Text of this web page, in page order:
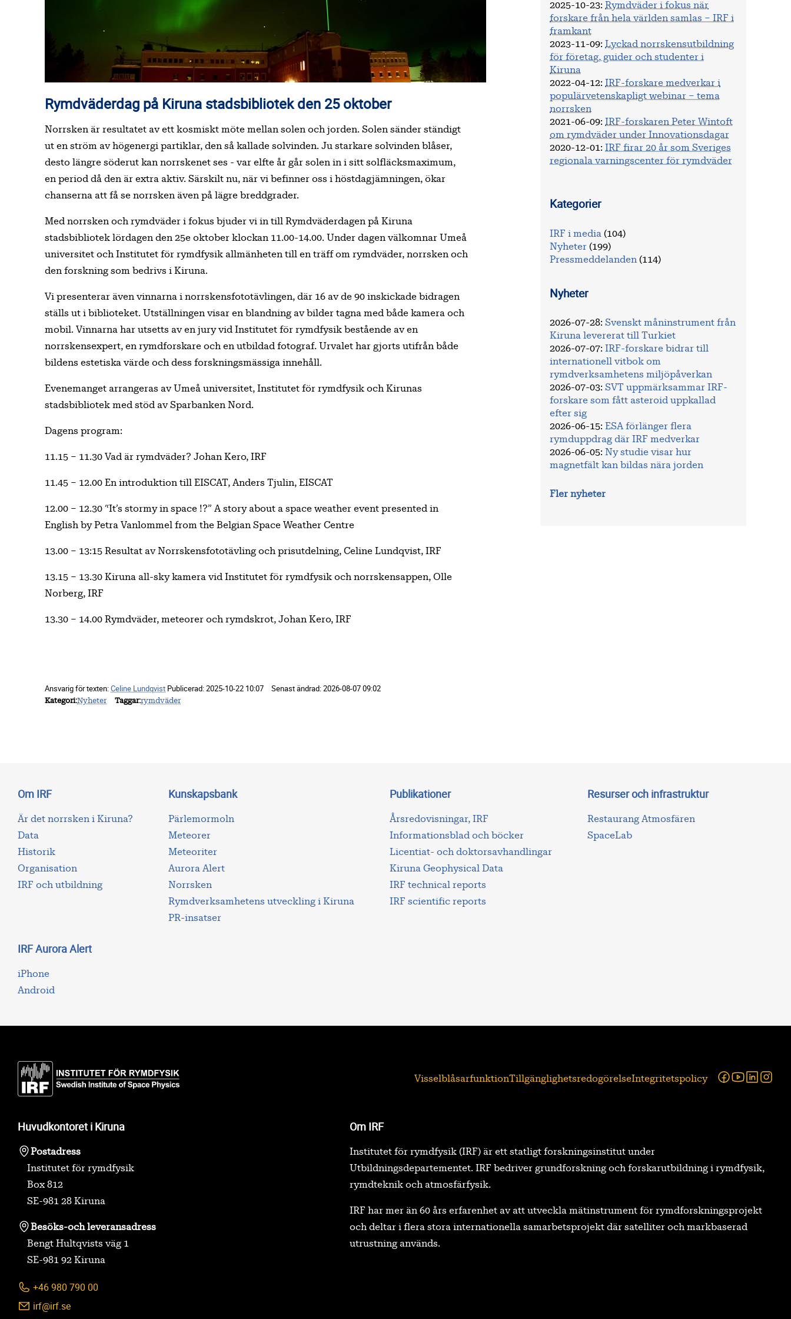
Rymdväderdag på Kiruna stadsbibliotek den 25 oktober
Norrsken är resultatet av ett kosmiskt möte mellan solen och jorden. Solen sänder ständigt
ut en ström av högenergi partiklar, den så kallade solvinden. Ju starkare solvinden blåser,
desto längre söderut kan norrskenet ses - var elfte år går solen in i sitt solfläcksmaximum,
en period då den är extra aktiv. Särskilt nu, när vi befinner oss i höstdagjämningen, ökar
chanserna att få se norrsken även på lägre breddgrader.
Med norrsken och rymdväder i fokus bjuder vi in till Rymdväderdagen på Kiruna
stadsbibliotek lördagen den 25e oktober klockan 11.00-14.00. Under dagen välkomnar Umeå
universitet och Institutet för rymdfysik allmänheten till en träff om rymdväder, norrsken och
den forskning som bedrivs i Kiruna.
Vi presenterar även vinnarna i norrskensfototävlingen, där 16 av de 90 inskickade bidragen
ställs ut i biblioteket. Utställningen visar en blandning av bilder tagna med både kamera och
mobil. Vinnarna har utsetts av en jury vid Institutet för rymdfysik bestående av en
norrskensexpert, en rymdforskare och en utbildad fotograf. Urvalet har gjorts utifrån både
bildens estetiska värde och dess forskningsmässiga innehåll.
Evenemanget arrangeras av Umeå universitet, Institutet för rymdfysik och Kirunas
stadsbibliotek med stöd av Sparbanken Nord.
Dagens program:
11.15 – 11.30 Vad är rymdväder? Johan Kero, IRF
11.45 – 12.00 En introduktion till EISCAT, Anders Tjulin, EISCAT
12.00 – 12.30 “It’s stormy in space !?” A story about a space weather event presented in
English by Petra Vanlommel from the Belgian Space Weather Centre
13.00 – 13:15 Resultat av Norrskensfototävling och prisutdelning, Celine Lundqvist, IRF
13.15 – 13.30 Kiruna all-sky kamera vid Institutet för rymdfysik och norrskensappen, Olle
Norberg, IRF
13.30 – 14.00 Rymdväder, meteorer och rymdskrot, Johan Kero, IRF
Ansvarig för texten:Celine Lundqvist Publicerad:2025-10-22 10:07 Senast ändrad:2026-08-07 09:02
Kategori Nyheter Taggar rymdväder
2025-10-23: Rymdväder i fokus när
forskare från hela världen samlas – IRF i
framkant
2023-11-09:
Lyckad norrskensutbildning
för företag, guider och studenter i
Kiruna
2022-04-12:
IRF-forskare medverkar i
populärvetenskapligt webinar – tema
norrsken
2021-06-09:
IRF-forskaren Peter Wintoft
om rymdväder under Innovationsdagar
2020-12-01 :
IRF firar 20 år som Sveriges
regionala varningscenter för rymdväder
Kategorier
IRF i media (104)
Nyheter (199)
Pressmeddelanden (114)
Nyheter
2026-07-28: Svenskt måninstrument från
Kiruna levererat till Turkiet
2026-07-07:
IRF-forskare bidrar till
internationell vitbok om
rymdverksamhetens miljöpåverkan
2026-07-03: SVT uppmärksammar IRF-
forskare som fått asteroid uppkallad
efter sig
2026-06-15: ESA förlänger flera
rymduppdrag där IRF medverkar
2026-06-05: Ny studie visar hur
magnetfält kan bildas nära jorden
Fler nyheter
Om IRF
Är det norrsken i Kiruna?
Data
Historik
Organisation
IRF och utbildning
Kunskapsbank
Pärlemormoln
Meteorer
Meteoriter
Aurora Alert
Norrsken
Rymdverksamhetens utveckling i Kiruna
PR-insatser
Publikationer
Årsredovisningar, IRF
Informationsblad och böcker
Licentiat- och doktorsavhandlingar
Kiruna Geophysical Data
IRF technical reports
IRF scientific reports
Resurser och infrastruktur
Restaurang Atmosfären
SpaceLab
IRF Aurora Alert
iPhone
Android
VisselblåsarfunktionTillgänglighetsredogörelseIntegritetspolicy Facebook
Youtube
Huvudkontoret i Kiruna
Postadress
Institutet för rymdfysik
Box 812
SE-981 28 Kiruna
Besöks-och leveransadress
Bengt Hultqvists väg 1
SE-981 92 Kiruna
+46 980 790 00
irf@irf.se
Om IRF
Institutet för rymdfysik (IRF) är ett statligt forskningsinstitut under
Utbildningsdepartementet. IRF bedriver grundforskning och forskarutbildning i rymdfysik,
rymdteknik och atmosfärfysik.
IRF har mer än 60 års erfarenhet av att utveckla mätinstrument för rymdforskningsprojekt
och deltar i flera stora internationella samarbetsprojekt där satelliter och markbaserad
utrustning används.